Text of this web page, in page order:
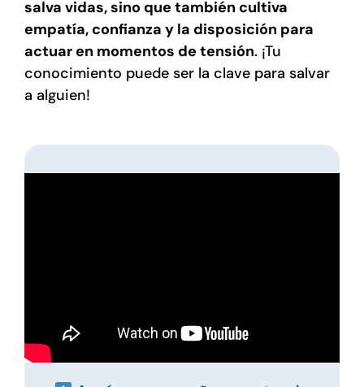
salva vidas, sino que también cultiva
empatía, confianza y la disposición para
actuar en momentos de tensión. ¡Tu
conocimiento puede ser la clave para salvar
a alguien!